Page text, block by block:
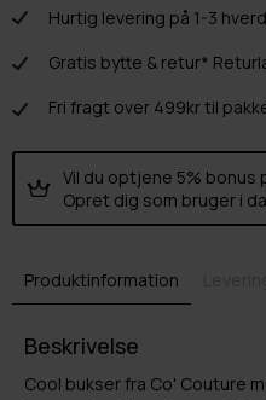
Hurtig levering på 1-3
Gratis bytte & retur*
Fri fragt over 499kr til
Vil du optjene 5% bonus
Opret dig som bruger i
Produktinformation
Beskrivelse
Cool bukser fra Co' Couture